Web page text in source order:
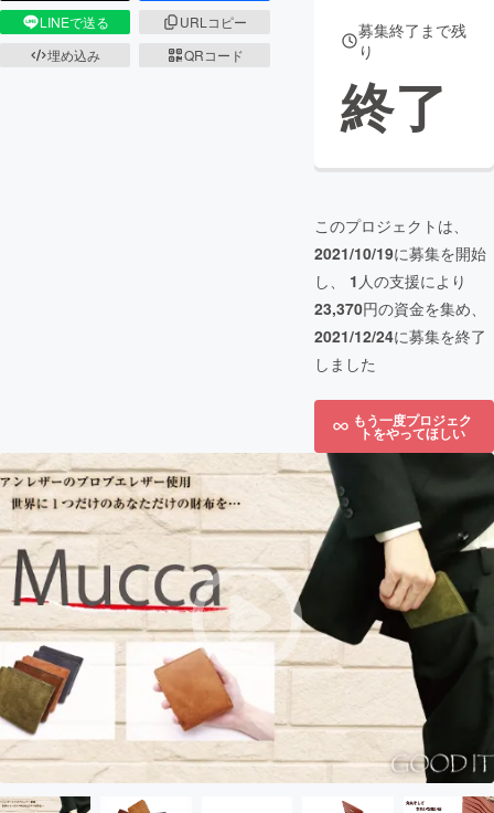
LINEで送る
URLコピー
埋め込み
QRコード
募集終了まで残
り
終了
このプロジェクトは、
2021/10/19に募集を開始
し、 1 人の支援により
23,370円の資金を集め、
2021/12/24に募集を終了
しました
もう一度プロジェク
トをやってほしい